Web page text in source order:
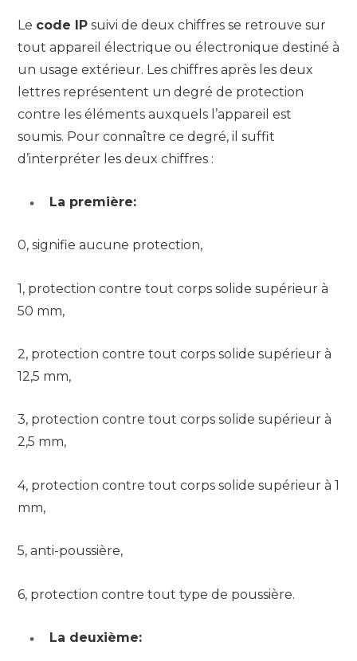
Le code IP suivi de deux chiffres se retrouve sur
tout appareil électrique ou électronique destiné à
un usage extérieur. Les chiffres après les deux
lettres représentent un degré de protection
contre les éléments auxquels l’appareil est
soumis. Pour connaître ce degré, il suffit
d’interpréter les deux chiffres :
La première:
0, signifie aucune protection,
1, protection contre tout corps solide supérieur à
50 mm,
2, protection contre tout corps solide supérieur à
12,5 mm,
3, protection contre tout corps solide supérieur à
2,5 mm,
4, protection contre tout corps solide supérieur à 1
mm,
5, anti-poussière,
6, protection contre tout type de poussière.
La deuxième: